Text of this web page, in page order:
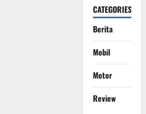
CATEGORIES
Berita
Mobil
Motor
Review